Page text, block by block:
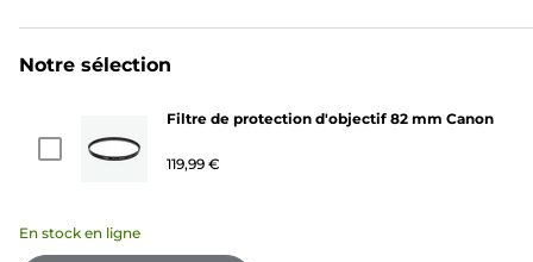
Notre sélection
Filtre de protection d'objectif 82 mm Canon
119,99 €
En stock en ligne